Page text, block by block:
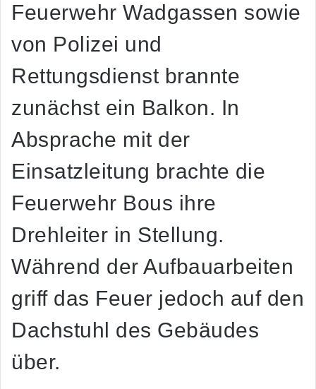
Feuerwehr Wadgassen sowie
von Polizei und
Rettungsdienst brannte
zunächst ein Balkon. In
Absprache mit der
Einsatzleitung brachte die
Feuerwehr Bous ihre
Drehleiter in Stellung.
Während der Aufbauarbeiten
griff das Feuer jedoch auf den
Dachstuhl des Gebäudes
über.